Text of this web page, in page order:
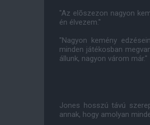
"Az elõszezon nagyon
én élvezem."
"Nagyon kemény
minden játékosban
állunk, nagyon várom már."
Jones hosszú távú
annak, hogy amolyan